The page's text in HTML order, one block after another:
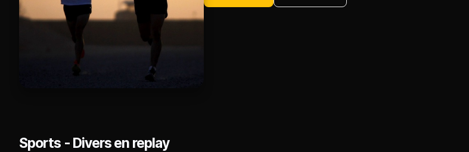
Sports - Divers en replay